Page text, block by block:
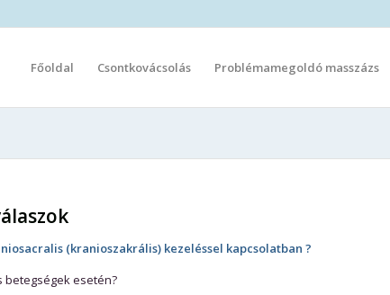
Főoldal Csontkovácsolás Problémamegoldó masszázs
(kranioszakrális) kezeléssel kapcsolatban ?
betegségek esetén?